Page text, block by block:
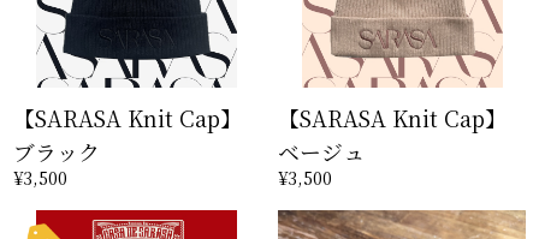
【SARASA Knit Cap】
ブラック
¥3,500
【SARASA Knit Cap】
ベージュ
¥3,500